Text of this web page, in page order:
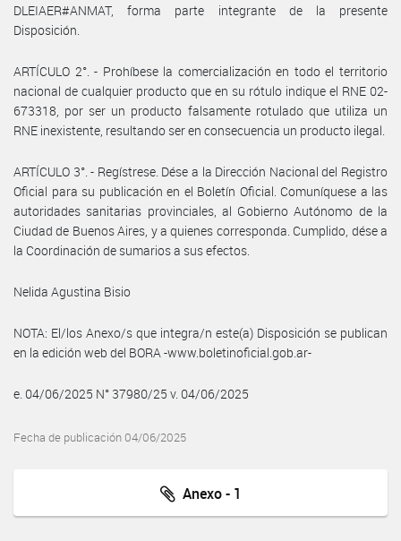
DLEIAER#ANMAT, forma parte integrante de la presente
Disposición.
ARTÍCULO 2°. - Prohíbese la comercialización en todo el territorio
nacional de cualquier producto que en su rótulo indique el RNE 02-
673318, por ser un producto falsamente rotulado que utiliza un
RNE inexistente, resultando ser en consecuencia un producto ilegal.
ARTÍCULO 3°. - Regístrese. Dése a la Dirección Nacional del Registro
Oficial para su publicación en el Boletín Oficial. Comuníquese a las
autoridades sanitarias provinciales, al Gobierno Autónomo de la
Ciudad de Buenos Aires, y a quienes corresponda. Cumplido, dése a
la Coordinación de sumarios a sus efectos.
Nelida Agustina Bisio
NOTA: El/los Anexo/s que integra/n este(a) Disposición se publican
en la edición web del BORA -www.boletinoficial.gob.ar-
e. 04/06/2025 N° 37980/25 v. 04/06/2025
Fecha de publicación 04/06/2025
Anexo - 1